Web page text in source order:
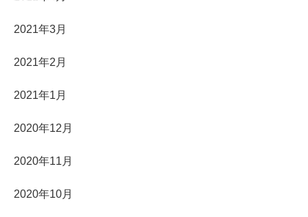
2021年3月
2021年2月
2021年1月
2020年12月
2020年11月
2020年10月